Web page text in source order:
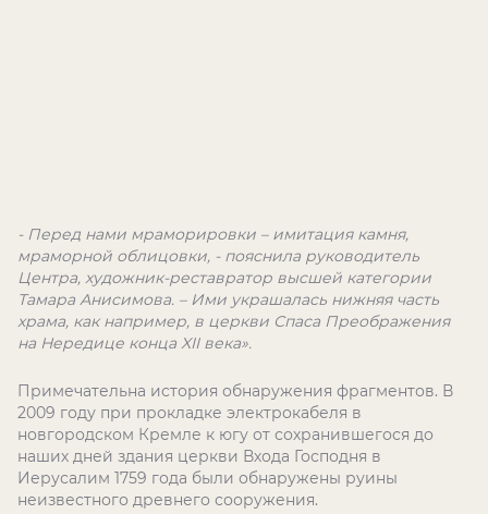
- Перед нами мраморировки – имитация камня,
мраморной облицовки, - пояснила руководитель
Центра, художник-реставратор высшей категории
Тамара Анисимова. – Ими украшалась нижняя часть
храма, как например, в церкви Спаса Преображения
на Нередице конца XII века».
Примечательна история обнаружения фрагментов. В
2009 году при прокладке электрокабеля в
новгородском Кремле к югу от сохранившегося до
наших дней здания церкви Входа Господня в
Иерусалим 1759 года были обнаружены руины
неизвестного древнего сооружения.